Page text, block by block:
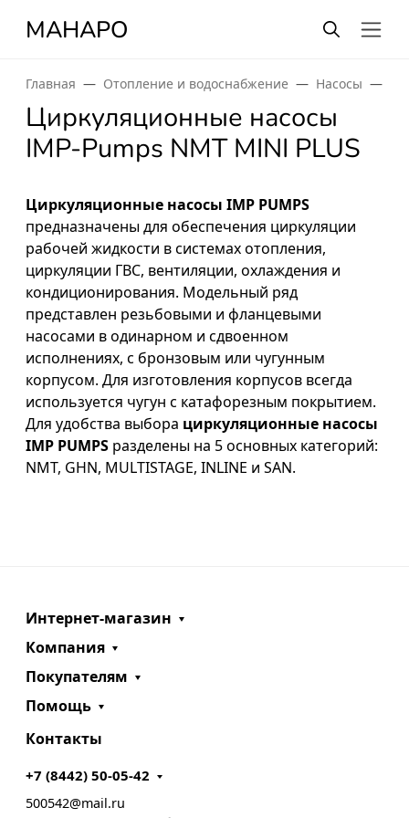
МАНАРО
Главная Отопление и водоснабжение Насосы
Циркуляционные насосы
IMP-Pumps NMT MINI PLUS
Циркуляционные насосы IMP PUMPS
предназначены для обеспечения циркуляции
рабочей жидкости в системах отопления,
циркуляции ГВС, вентиляции, охлаждения и
кондиционирования. Модельный ряд
представлен резьбовыми и фланцевыми
насосами в одинарном и сдвоенном
исполнениях, с бронзовым или чугунным
корпусом. Для изготовления корпусов всегда
используется чугун с катафорезным покрытием.
Для удобства выбора циркуляционные насосы
IMP PUMPS разделены на 5 основных категорий:
NMT, GHN, MULTISTAGE, INLINE и SAN.
Интернет-магазин
Компания
Покупателям
Помощь
Контакты
+7 (8442) 50-05-42
500542@mail.ru